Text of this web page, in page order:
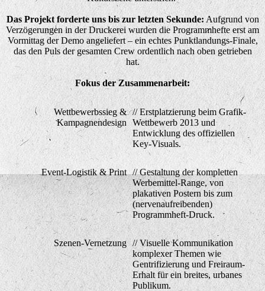
Das Projekt forderte uns bis zur letzten Sekunde: Aufgrund von
Verzögerungen in der Druckerei wurden die Programmhefte erst am
Vormittag der Demo angeliefert – ein echtes Punktlandungs-Finale,
das den Puls der gesamten Crew ordentlich nach oben getrieben
hat.
Fokus der Zusammenarbeit:
Wettbewerbssieg &
Kampagnendesign
// Erstplatzierung beim Grafik-
Wettbewerb 2013 und
Entwicklung des offiziellen
Key-Visuals.
Event-Logistik & Print // Gestaltung der kompletten
Werbemittel-Range, von
plakativen Postern bis zum
(nervenaufreibenden)
Programmheft-Druck.
Szenen-Vernetzung // Visuelle Kommunikation
komplexer Themen wie
Gentrifizierung und Freiraum-
Erhalt für ein breites, urbanes
Publikum.